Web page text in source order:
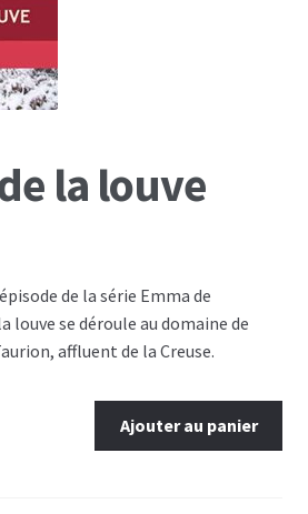
la louve
de la série Emma de
louve se déroule au domaine de
affluent de la Creuse.
la louve Ajouter au panier